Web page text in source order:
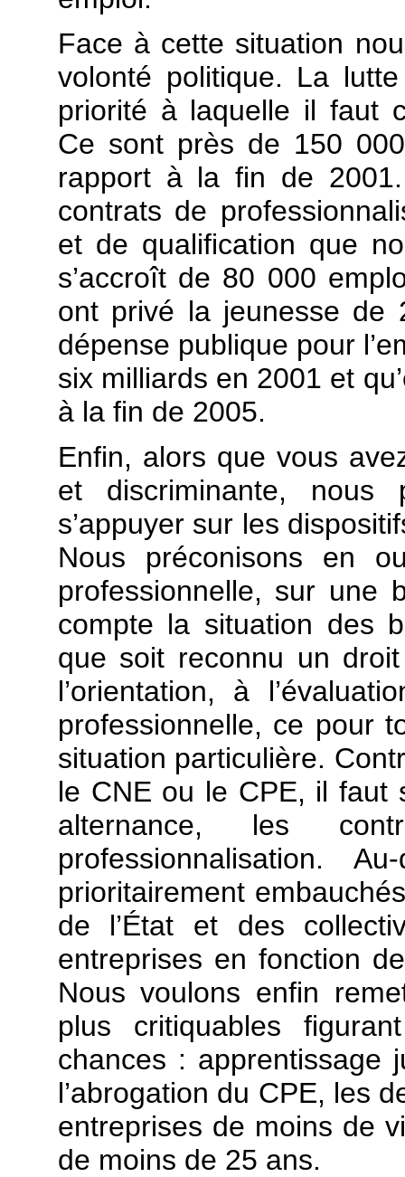
Face à cette situation
volonté politique. La
priorité à laquelle il faut
Ce sont près de 150
rapport à la fin de
contrats de
et de qualification que
s’accroît de 80 000
ont privé la jeunesse de
dépense publique pour
six milliards en 2001 et
à la fin de 2005.
Enfin, alors que vous
et discriminante, nous
s’appuyer sur les
Nous préconisons en
professionnelle, sur une
compte la situation des
que soit reconnu un
l’orientation, à
professionnelle, ce pour
situation particulière.
le CNE ou le CPE, il faut
alternance, les
professionnalisation.
prioritairement
de l’État et des
entreprises en fonction
Nous voulons enfin
plus critiquables
chances : apprentissage
l’abrogation du CPE, les
entreprises de moins de
de moins de 25 ans.